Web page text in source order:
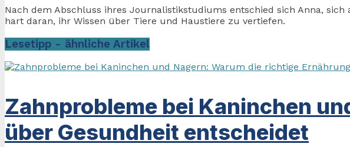
Nach dem Abschluss ihres Journalistikstudiums entschied sich Anna,
hart daran, ihr Wissen über Tiere und Haustiere zu vertiefen.
Lesetipp - ähnliche Artikel
Zahnprobleme bei Kaninchen
über Gesundheit entscheidet